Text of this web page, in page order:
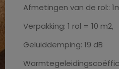
Afmetingen van de rol::
Verpakking: 1 rol = 10 m2,
Geluiddemping: 19 dB